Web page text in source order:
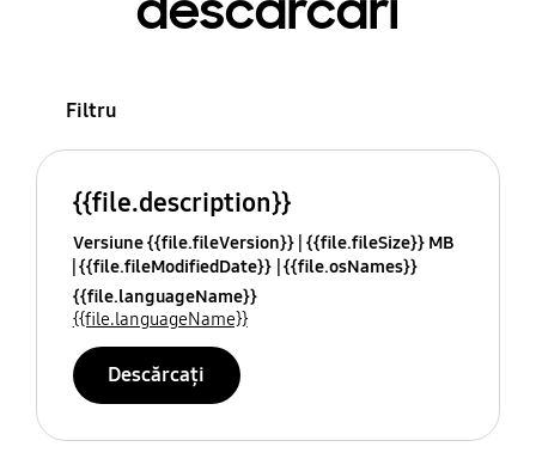
Filtru
{{file.description}}
Versiune {{file.fileVersion}} {{file.fileSize}} MB
{{file.fileModifiedDate}} {{file.osNames}}
{{file.languageName}}
{{file.languageName}}
Descărcați